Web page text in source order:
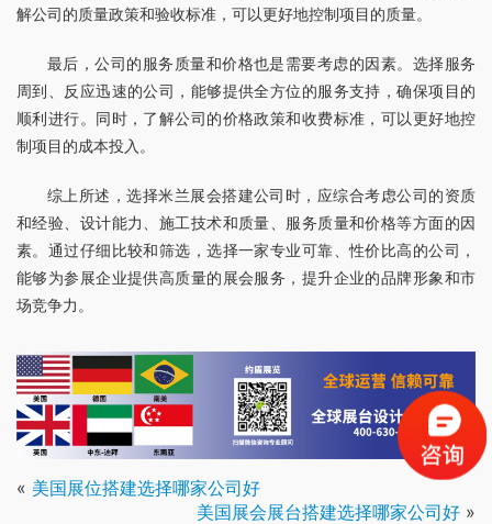
解公司的质量政策和验收标准，可以更好地控制项目的质量。
最后，公司的服务质量和价格也是需要考虑的因素。选择服务
周到、反应迅速的公司，能够提供全方位的服务支持，确保项目的
顺利进行。同时，了解公司的价格政策和收费标准，可以更好地控
制项目的成本投入。
综上所述，选择米兰展会搭建公司时，应综合考虑公司的资质
和经验、设计能力、施工技术和质量、服务质量和价格等方面的因
素。通过仔细比较和筛选，选择一家专业可靠、性价比高的公司，
能够为参展企业提供高质量的展会服务，提升企业的品牌形象和市
场竞争力。
« 美国展位搭建选择哪家公司好
美国展会展台搭建选择哪家公司好 »